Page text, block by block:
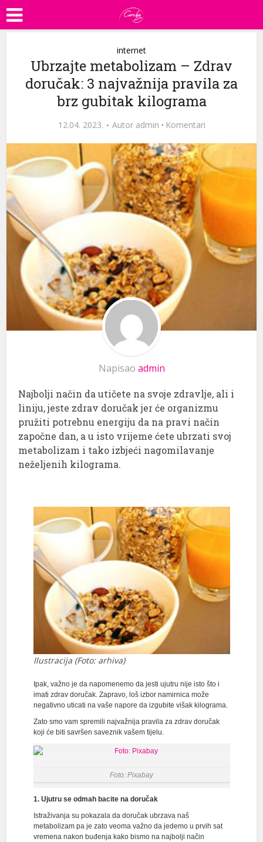
internet
Ubrzajte metabolizam – Zdrav
doručak: 3 najvažnija pravila za
brz gubitak kilograma
12.04. 2023. Autor admin · Komentari
Napisao admin
Najbolji način da utičete na svoje zdravlje, ali i
liniju, jeste zdrav doručak jer će organizmu
pružiti potrebnu energiju da na pravi način
započne dan, a u isto vrijeme ćete ubrzati svoj
metabolizam i tako izbjeći nagomilavanje
neželjenih kilograma.
Ilustracija (Foto: arhiva)
Ipak, važno je da napomenemo da jesti ujutru nije isto što i
imati zdrav doručak. Zapravo, loš izbor namirnica može
negativno uticati na vaše napore da izgubite višak kilograma.
Zato smo vam spremili najvažnija pravila za zdrav doručak
koji će biti savršen saveznik vašem tijelu.
Foto: Pixabay
1. Ujutru se odmah bacite na doručak
Istraživanja su pokazala da doručak ubrzava naš
metabolizam pa je zato veoma važno da jedemo u prvih sat
vremena nakon buđenja kako bismo na najbolji način